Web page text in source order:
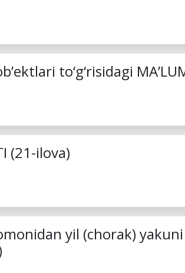
to‘g‘risidagi
(21-ilova)
yil (chorak) yakuni